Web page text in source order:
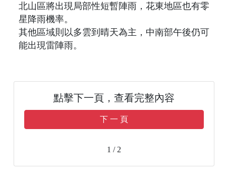
北山區將出現局部性短暫陣雨，花東地區也有零
星降雨機率。
其他區域則以多雲到晴天為主，中南部午後仍可
能出現雷陣雨。
點擊下一頁，查看完整內容
下 一 頁
1 / 2